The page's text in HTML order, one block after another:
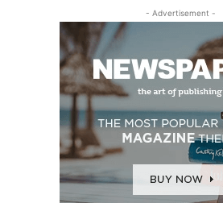
- Advertisement -